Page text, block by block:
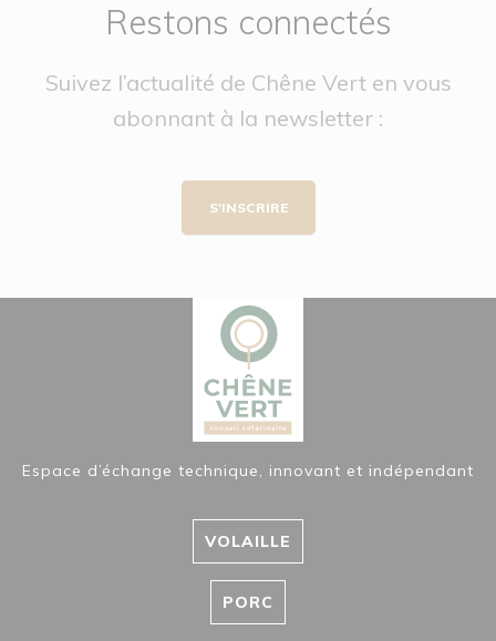
Restons connectés
Suivez l’actualité de Chêne Vert en vous
abonnant à la newsletter :
S'INSCRIRE
Espace d’échange technique, innovant et indépendant
VOLAILLE
PORC